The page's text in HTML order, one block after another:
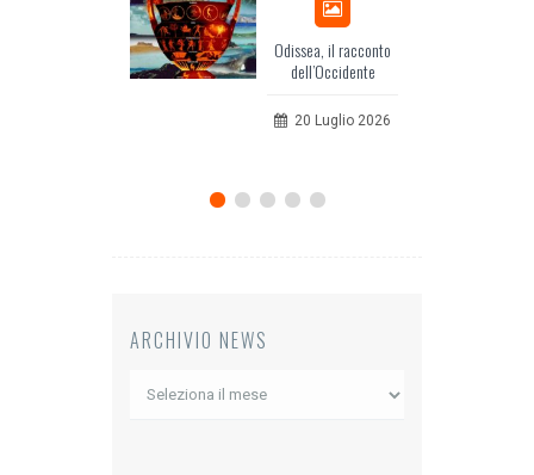
Odissea, il racconto
dell’Occidente
20 Luglio 2026
ARCHIVIO NEWS